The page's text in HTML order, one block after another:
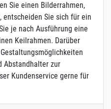
Sie einen Bilderrahmen,
entscheiden Sie sich für ein
je nach Ausführung eine
Keilrahmen. Darüber
Abstandhalter zur
Kundenservice gerne für